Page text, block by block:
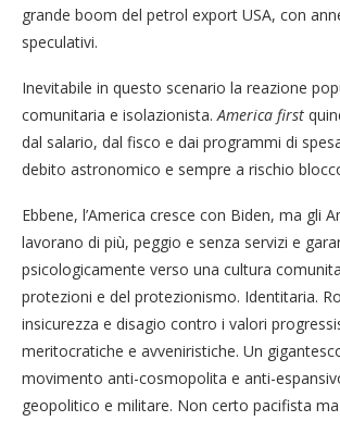
grande boom del petrol export USA, con
speculativi.
Inevitabile in questo scenario la reazione
comunitaria e isolazionista.America first
dal salario, dal fisco e dai programmi di
debito astronomico e sempre a rischio
Ebbene, l’America cresce con Biden, ma gli
lavorano di più, peggio e senza servizi e
psicologicamente verso una cultura
protezioni e del protezionismo. Identitaria.
insicurezza e disagio contro i valori
meritocratiche e avveniristiche. Un
movimento anti-cosmopolita e anti-
geopolitico e militare. Non certo pacifista